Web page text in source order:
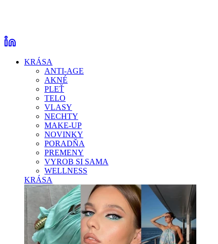
KRÁSA
ANTI-AGE
AKNÉ
PLEŤ
TELO
VLASY
NECHTY
MAKE-UP
NOVINKY
PORADŇA
PREMENY
VYROB SI SAMA
WELLNESS
KRÁSA